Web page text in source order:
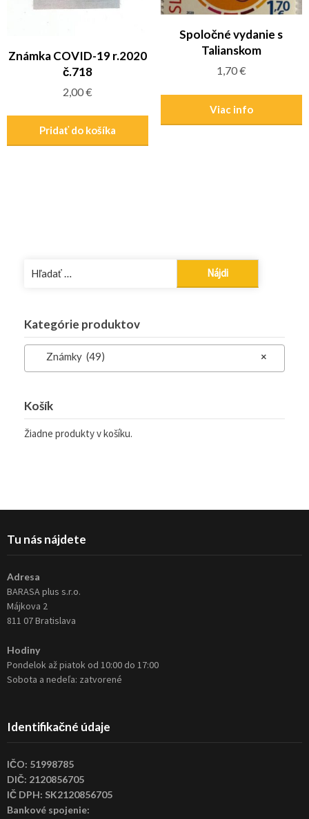
Známka COVID-19 r.2020
č.718
2,00€
Pridať do košíka
Spoločné vydanie s
Talianskom
1,70€
Viac info
Kategórie produktov
×
Známky (49)
Košík
Žiadne produkty v košíku.
Tu nás nájdete
Adresa
BARASA plus s.r.o.
Májkova 2
811 07 Bratislava
Hodiny
Pondelok až piatok od 10:00 do 17:00
Sobota a nedeľa: zatvorené
Identifikačné údaje
IČO: 51998785
DIČ: 2120856705
IČ DPH: SK2120856705
Bankové spojenie: